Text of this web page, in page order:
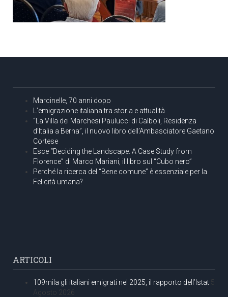
Marcinelle, 70 anni dopo
L’emigrazione italiana tra storia e attualità
“La Villa dei Marchesi Paulucci di Calboli, Residenza
d’Italia a Berna”, il nuovo libro dell’Ambasciatore Gaetano
Cortese
Esce “Deciding the Landscape. A Case Study from
Florence” di Marco Mariani, il libro sul “Cubo nero”
Perché la ricerca del “Bene comune” è essenziale per la
Felicità umana?
ARTICOLI
109mila gli italiani emigrati nel 2025, il rapporto dell’Istat 5
Agosto 2026